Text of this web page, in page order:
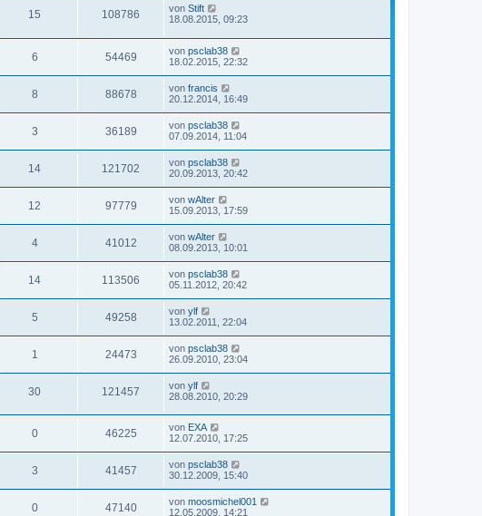
15 108786 von Stift
18.08.2015, 09:23
6 54469 von psclab38
18.02.2015, 22:32
8 88678 von francis
20.12.2014, 16:49
3 36189 von psclab38
07.09.2014, 11:04
14 121702 von psclab38
20.09.2013, 20:42
12 97779 von wAlter
15.09.2013, 17:59
4 41012 von wAlter
08.09.2013, 10:01
14 113506 von psclab38
05.11.2012, 20:42
5 49258 von ylf
13.02.2011, 22:04
1 24473 von psclab38
26.09.2010, 23:04
30 121457 von ylf
28.08.2010, 20:29
0 46225 von EXA
12.07.2010, 17:25
3 41457 von psclab38
30.12.2009, 15:40
0 47140 von moosmichel001
12.05.2009, 14:21